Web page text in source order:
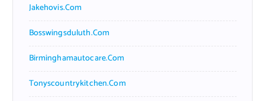
Jakehovis.com
Bosswingsduluth.com
Birminghamautocare.com
Tonyscountrykitchen.com